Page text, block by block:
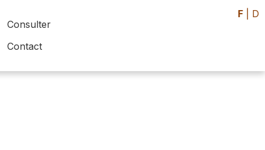
Consulter
Contact
F D